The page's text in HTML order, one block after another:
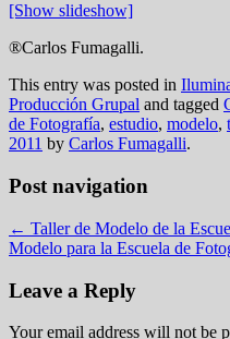
[Show slideshow]
®Carlos Fumagalli.
This entry was posted in
Producción Grupal and tagged
de Fotografía, estudio, modelo,
2011 by Carlos Fumagalli.
Post navigation
← Taller de Modelo de la
Modelo para la Escuela de
Leave a Reply
Your email address will not be